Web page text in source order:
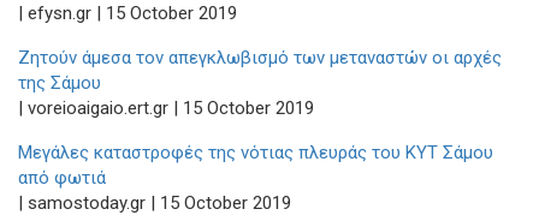
| efysn.gr | 15 October 2019
Ζητούν άμεσα τον απεγκλωβισμό των μεταναστών οι αρχές
της Σάμου
| voreioaigaio.ert.gr | 15 October 2019
Μεγάλες καταστροφές της νότιας πλευράς του ΚΥΤ Σάμου
από φωτιά
| samostoday.gr | 15 October 2019